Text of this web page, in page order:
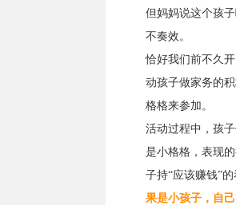
但妈妈说这个孩
不奏效。
恰好我们前不久
动孩子做家务的
格格来参加。
活动过程中，孩
是小格格，表现
子持“应该赚钱”
果是小孩子，自